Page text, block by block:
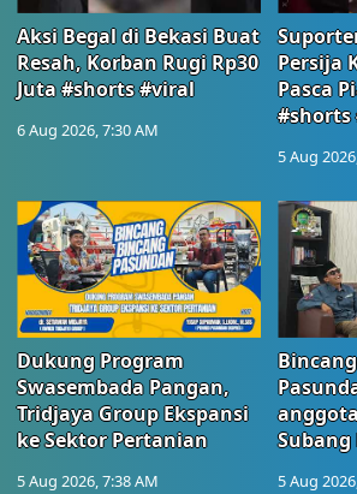
Aksi Begal di Bekasi Buat
Resah, Korban Rugi Rp30
Juta #shorts #viral
6 Aug 2026, 7:30 AM
Persija
Pasca
#shorts
5 Aug
Dukung Program
Swasembada Pangan,
Tridjaya Group Ekspansi
ke Sektor Pertanian
5 Aug 2026, 7:38 AM
Subang
5 Aug